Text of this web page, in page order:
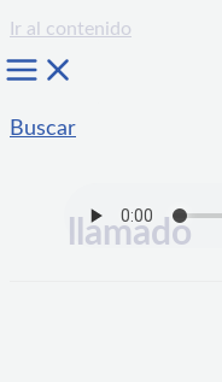
Ir al contenido
Buscar
llamado